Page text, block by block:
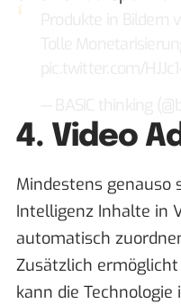
4. Video
Mindestens genauso
Intelligenz Inhalte in
automatisch
Zusätzlich ermöglicht
kann die